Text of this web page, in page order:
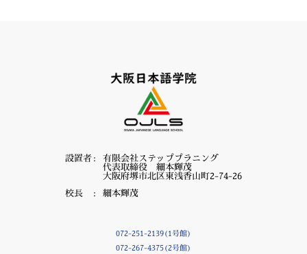
設置者
有限会社ステッププラニング
代表取締役 細本輝茂
大阪府堺市北区東浅香山町2-74-26
校長
細本輝茂
072-251-2139(1号館)
072-267-4375(2号館)